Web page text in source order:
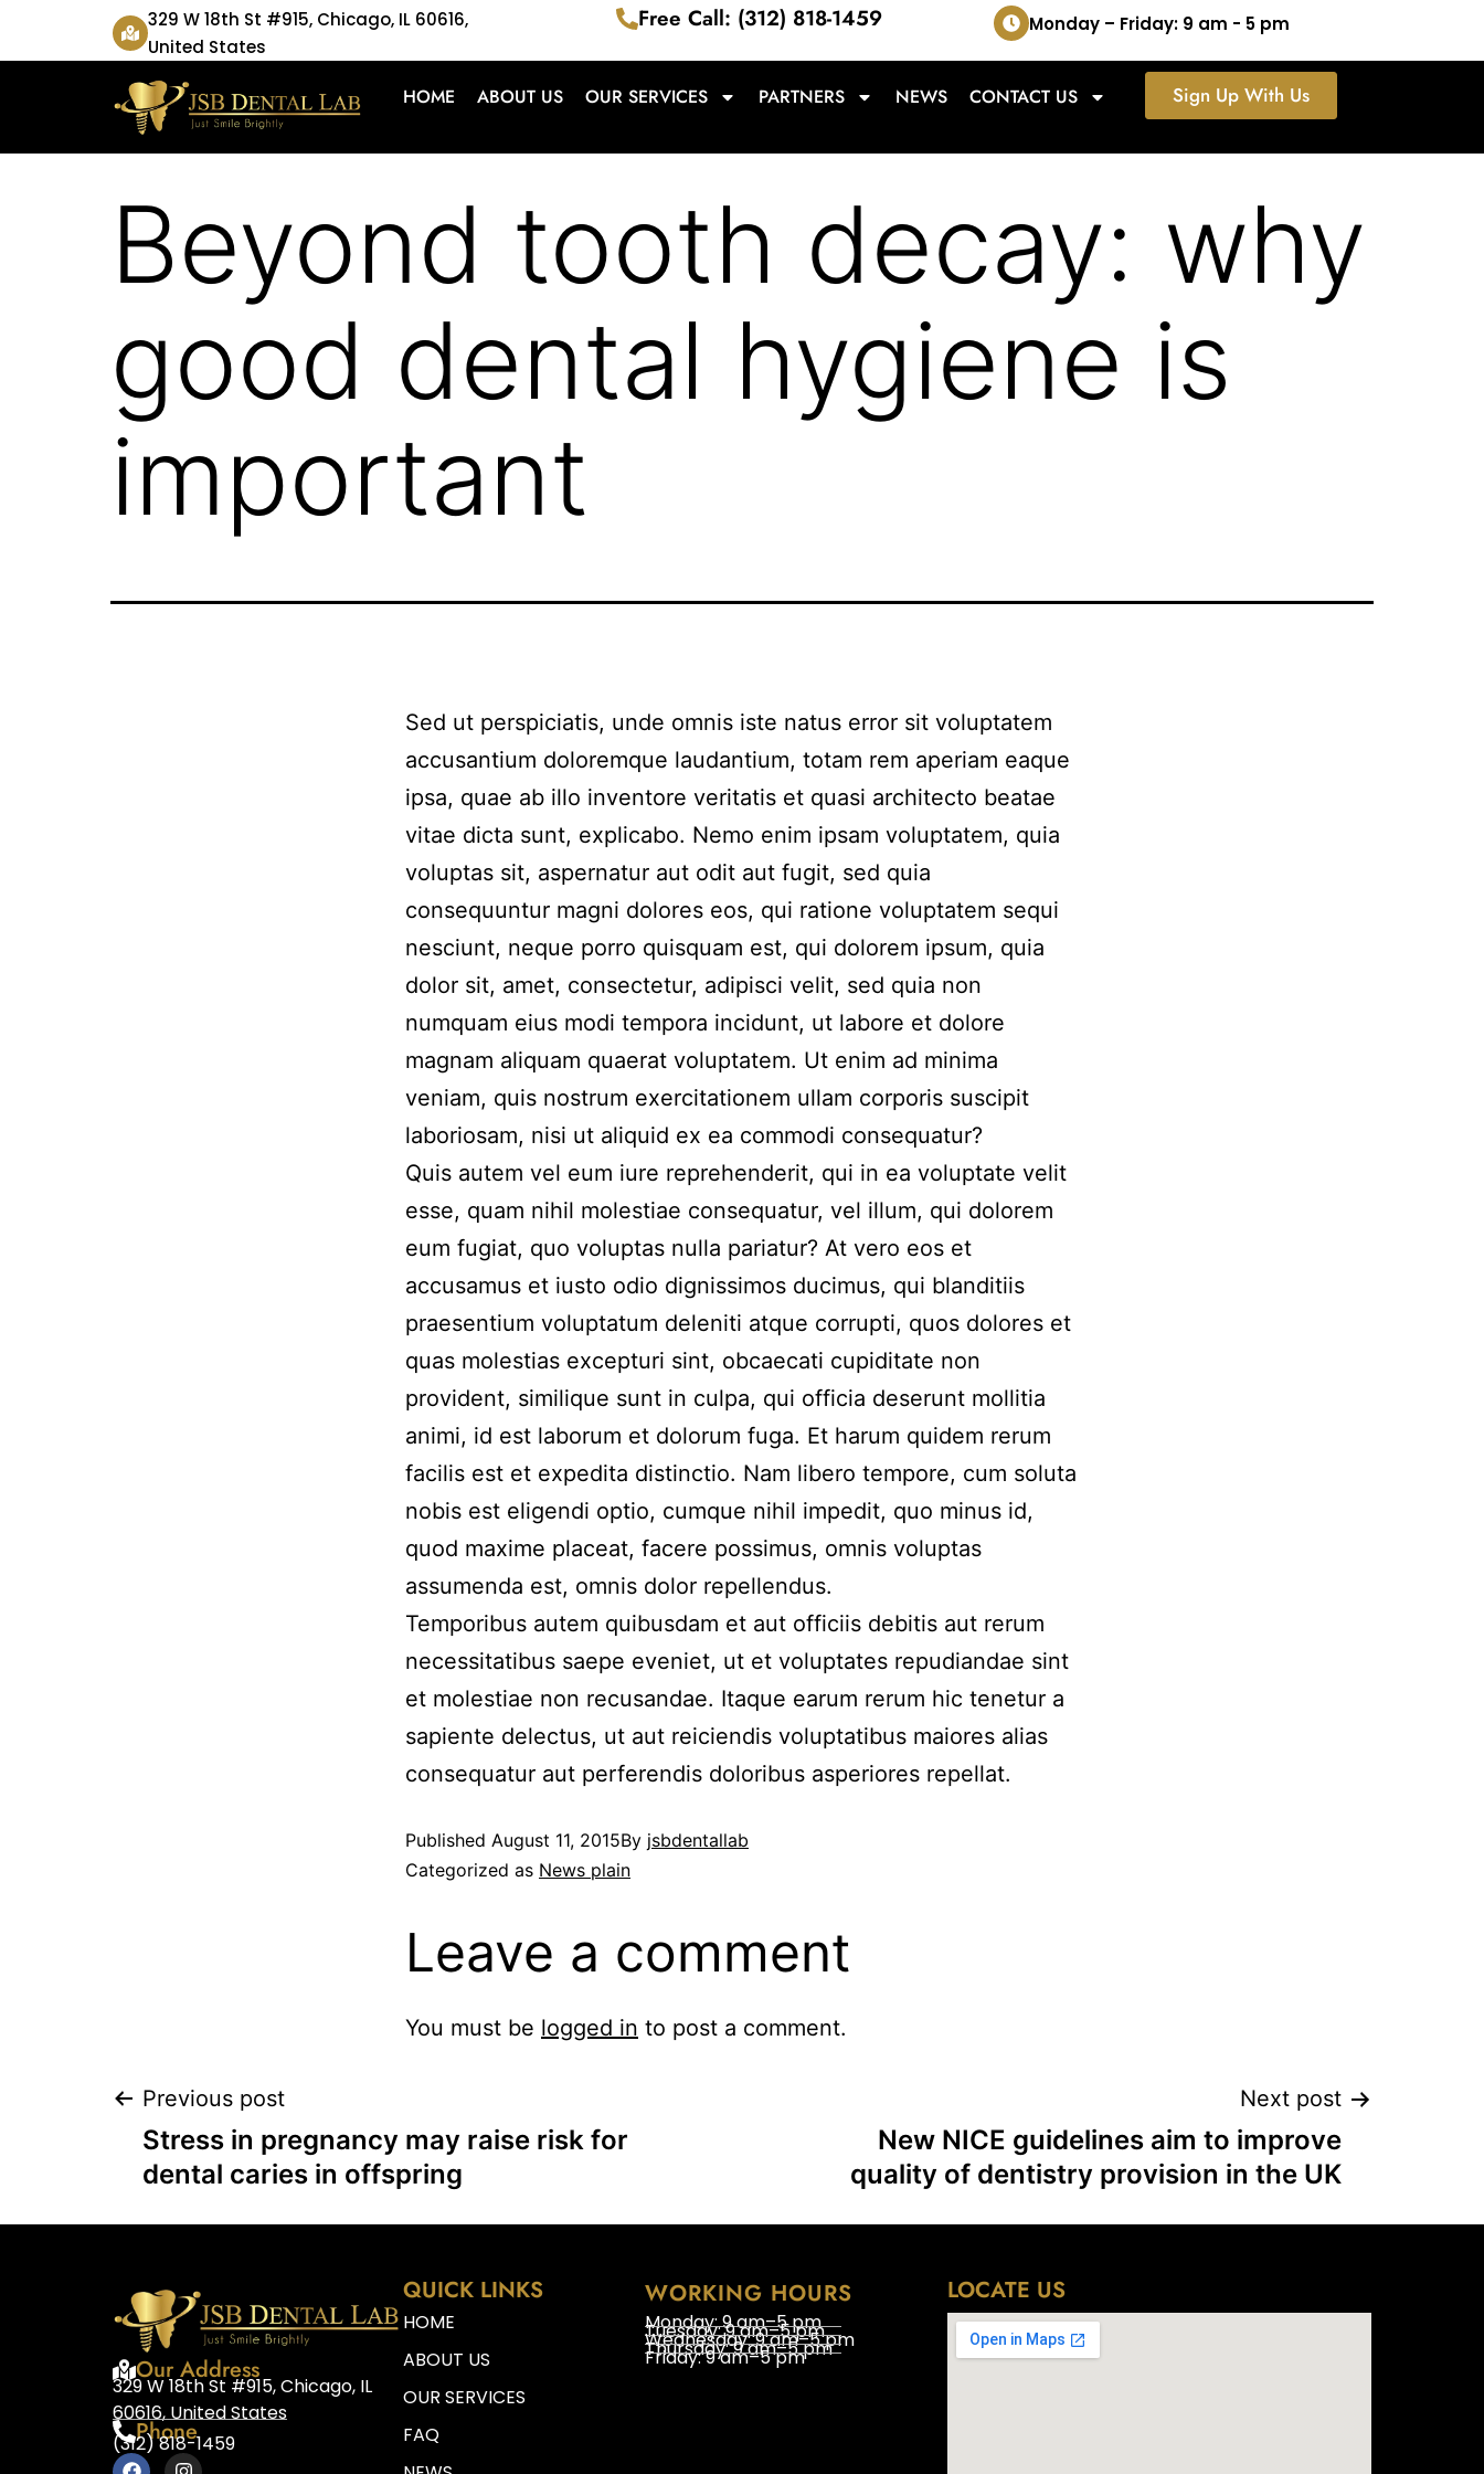
329 W 18th St #915, Chicago, IL 60616,
United States
Free Call: (312) 818-1459 Monday – Friday: 9 am - 5 pm
HOME ABOUT US OUR SERVICES PARTNERS NEWS CONTACT US Sign Up With Us
Beyond tooth decay: why
good dental hygiene is
important
Sed ut perspiciatis, unde omnis iste natus error sit voluptatem
accusantium doloremque laudantium, totam rem aperiam eaque
ipsa, quae ab illo inventore veritatis et quasi architecto beatae
vitae dicta sunt, explicabo. Nemo enim ipsam voluptatem, quia
voluptas sit, aspernatur aut odit aut fugit, sed quia
consequuntur magni dolores eos, qui ratione voluptatem sequi
nesciunt, neque porro quisquam est, qui dolorem ipsum, quia
dolor sit, amet, consectetur, adipisci velit, sed quia non
numquam eius modi tempora incidunt, ut labore et dolore
magnam aliquam quaerat voluptatem. Ut enim ad minima
veniam, quis nostrum exercitationem ullam corporis suscipit
laboriosam, nisi ut aliquid ex ea commodi consequatur?
Quis autem vel eum iure reprehenderit, qui in ea voluptate velit
esse, quam nihil molestiae consequatur, vel illum, qui dolorem
eum fugiat, quo voluptas nulla pariatur? At vero eos et
accusamus et iusto odio dignissimos ducimus, qui blanditiis
praesentium voluptatum deleniti atque corrupti, quos dolores et
quas molestias excepturi sint, obcaecati cupiditate non
provident, similique sunt in culpa, qui officia deserunt mollitia
animi, id est laborum et dolorum fuga. Et harum quidem rerum
facilis est et expedita distinctio. Nam libero tempore, cum soluta
nobis est eligendi optio, cumque nihil impedit, quo minus id,
quod maxime placeat, facere possimus, omnis voluptas
assumenda est, omnis dolor repellendus.
Temporibus autem quibusdam et aut officiis debitis aut rerum
necessitatibus saepe eveniet, ut et voluptates repudiandae sint
et molestiae non recusandae. Itaque earum rerum hic tenetur a
sapiente delectus, ut aut reiciendis voluptatibus maiores alias
consequatur aut perferendis doloribus asperiores repellat.
Published August 11, 2015By jsbdentallab
Categorized as News plain
Leave a comment
You must be logged in to post a comment.
Previous post
Stress in pregnancy may raise risk for
dental caries in offspring
Next post
New NICE guidelines aim to improve
quality of dentistry provision in the UK
Our Address
329 W 18th St #915, Chicago, IL
60616, United States
Phone
(312) 818-1459
QUICK LINKS
HOME
ABOUT US
OUR SERVICES
FAQ
WORKING HOURS
Monday: 9 am–5 pm
Tuesday: 9 am–5 pm
Wednesday: 9 am–5 pm
Thursday: 9 am–5 pm
Friday: 9 am–5 pm
LOCATE US